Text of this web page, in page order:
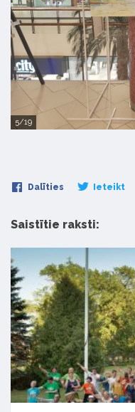
5/19
Dalīties Ieteikt
Saistītie raksti: